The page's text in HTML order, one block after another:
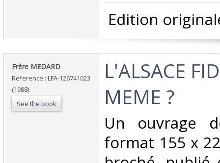
Edition
‎Frère MEDARD‎
Reference : LFA-126741023
(1988)
See the book
‎L'ALSACE
MEME ?‎
‎Un ouvrage
format 155 x